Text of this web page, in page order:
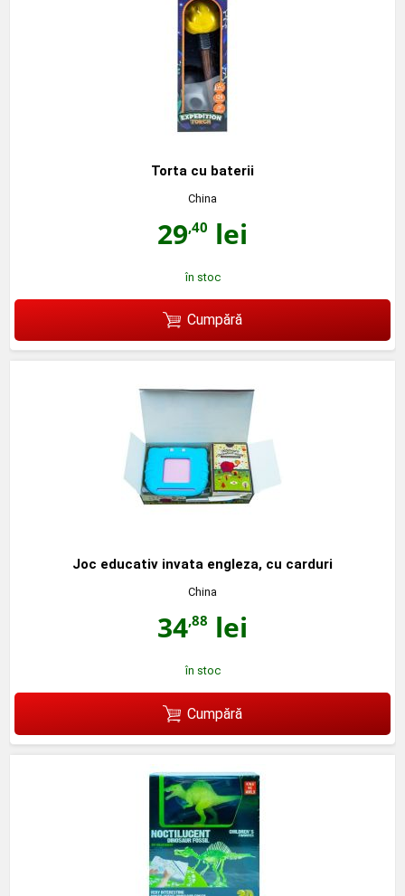
Torta cu baterii
China
29,40 lei
în stoc
Cumpără
Joc educativ invata engleza, cu carduri
China
34,88 lei
în stoc
Cumpără